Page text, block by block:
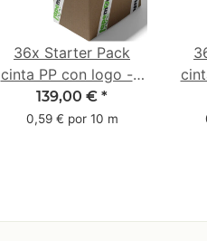
36x Starter Pack
cinta PP con logo - 1
color - 48 mm x 66 m
139,00 € *
0,59 € por 10 m
m